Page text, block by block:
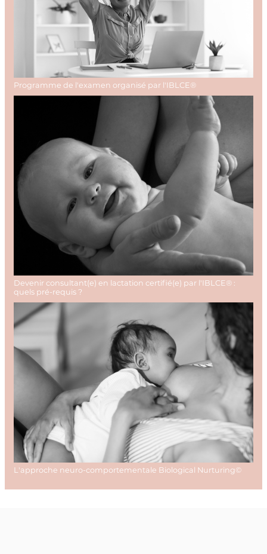
Programme de l'examen organisé par l'IBLCE®
Devenir consultant(e) en lactation certifié(e) par l'IBLCE® :
quels pré-requis ?
L'approche neuro-comportementale Biological Nurturing©